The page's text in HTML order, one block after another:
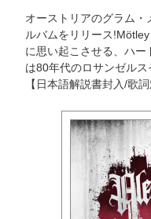
オーストリアのグラム
ルバムをリリース
に思い起こさせる、ハ
は80年代のロサンゼルス
【日本語解説書封入/歌詞